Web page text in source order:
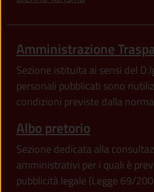
Amministrazione
Sezione istituita ai sensi del
personali pubblicati sono
condizioni previste dalla
Albo pretorio
Sezione dedicata alla
amministrativi per i quali è
pubblicità legale (Legge 69/